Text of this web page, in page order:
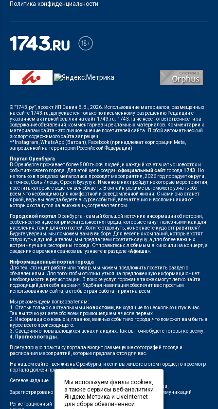
Политика конфиденциальности
© "1743.ру", проект ИП Савин В.В., 2026. Использование материалов, размещенных
на сайте 1743.ru, допускается только по письменному разрешению Редакции с
указанием активной ссылки на сайт 1743.ru. 1743.ru не несет ответственности за
содержание объявлений, комментариев и рекламных материалов. Комментарии к
материалам сайта - это личное мнение посетителей сайта. Любой автоматический
экспорт содержимого сайта запрещен.
**Instagram, WhatsApp (Ватсап), Facebook (принадлежат корпорации Meta,
запрещенной на территории Российской Федерации)
Портал Оренбурга
В Оренбурге проживает более 500 тысяч людей, и каждый хочет знать о новостях и
событиях своего города. Для этой цели создан официальный сайт города 1743 . Но
не только в пределах мегаполиса проходят мероприятия, 2026 год порадует округи,
а точнее, Соль-Илецк, Орск и Бузулук. Именно в них пройдут некоторые мероприятия,
посетить которые съедется вся область. В онлайн-режиме вы сможете узнать обо
всем, что необходимо для комфортной и осведомленной жизни. С нами она станет
яркой, ведь вы всегда будете в курсе событий, впечатления и воспоминания от
которых останутся на всю жизнь, согревая теплом.
Городской портал Оренбурга - самый большой источник информации об истории,
особенностях и достопримечательностях города, которые станут полезными как для
населения, так и для его гостей. Хотите отдохнуть, но не знаете куда отправиться?
Будьте уверены, мы поможем вам в выборе. Для веселых компаний, которые хотят
отдохнуть и душой, и телом, мы предлагаем посетить сауну, а для более важных
встреч - лучшие рестораны города. Отправьтесь с любимым в кино или на концерт, а
сведения о времени сеансов вы узнаете в разделе«Афиша»
Информационный портал города
Для тех, кто ищет работу или товар, мы можем предложить посетить раздел с
объявлениями. Для того чтобы откликнуться на предложенную информацию - нет
необходимости в регистрации. В поиске услуг горожане также смогут легко найти
подходящий для себя вариант. Удобная навигация обеспечит вас простым
использованием сайта, а его быстрая работа - приятна всем.
Мы рекомендуем пользователям:
1. Статьи только с актуальными новостями , выходящие по несколько штук в час.
Так вы точно узнаете обо всем произошедшем в числе первых.
2. Информацию о новых и, главное, важных событиях города, что поможет вам быть в
курсе всего происходящего.
3. Сведения о повышающихся ценах и акциях. Так вы точно будете готовы ко всему.
4.
Прогноз погоды
В регулярную практику портала входит размещение фотографий города и
расписания мероприятий, которые предлагаются для вас.
На нашем сайте - вся жизнь Оренбурга, и если вы живете в этом городе, то просмотр
портала должен прочно войти в повседневную жизнь.
Сетевое издание
"1743"
Зарегистрировано
Федеральной службой по надзору в сфере связи,
информационных технологий и массовых коммуникаций
(Роскомнадзор)
Регистрационный
ЭЛ № ФС 77-75960 от 19.06.2019 г.
Мы используем файлы cookies,
а также сервисы веб-аналитики
Яндекс.Метрика и LiveInternet
для сбора обезличенной